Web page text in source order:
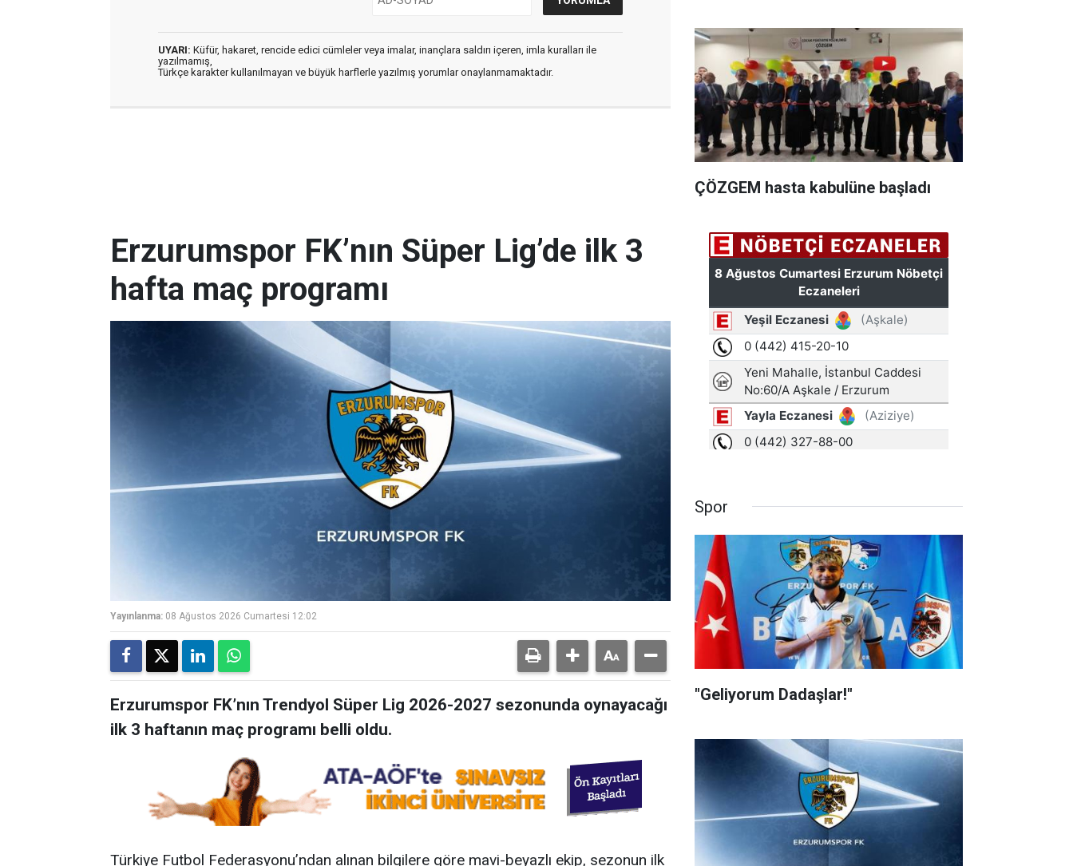
UYARI: Küfür, hakaret, rencide edici cümleler veya imalar, inançlara saldırı içeren, imla kuralları ile
yazılmamış,
Türkçe karakter kullanılmayan ve büyük harflerle yazılmış yorumlar onaylanmamaktadır.
ÇÖZGEM hasta kabulüne başladı
Erzurumspor FK’nın Süper Lig’de ilk 3
hafta maç programı
Yayınlanma: 08 Ağustos 2026 Cumartesi 12:02
Erzurumspor FK’nın Trendyol Süper Lig 2026-2027 sezonunda oynayacağı
ilk 3 haftanın maç programı belli oldu.
Türkiye Futbol Federasyonu’ndan alınan bilgilere göre mavi-beyazlı ekip, sezonun ilk
Spor
"Geliyorum Dadaşlar!"